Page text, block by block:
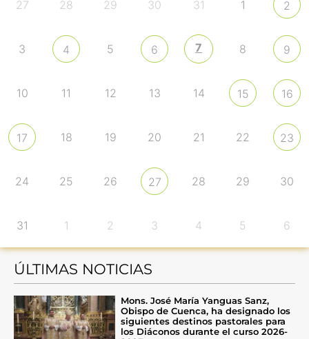
27 28 29 30 31 1 2
3 4 5 6 7 8 9
10 11 12 13 14 15 16
17 18 19 20 21 22 23
24 25 26 27 28 29 30
31 1 2 3 4 5 6
ÚLTIMAS NOTICIAS
Mons. José María Yanguas Sanz,
Obispo de Cuenca, ha designado los
siguientes destinos pastorales para
los Diáconos durante el curso 2026-